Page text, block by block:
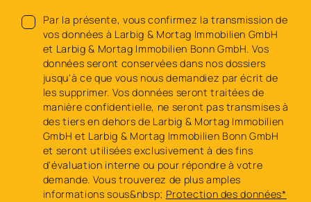
Par la présente, vous confirmez la transmission de
vos données à Larbig & Mortag Immobilien GmbH
et Larbig & Mortag Immobilien Bonn GmbH. Vos
données seront conservées dans nos dossiers
jusqu'à ce que vous nous demandiez par écrit de
les supprimer. Vos données seront traitées de
manière confidentielle, ne seront pas transmises à
des tiers en dehors de Larbig & Mortag Immobilien
GmbH et Larbig & Mortag Immobilien Bonn GmbH
et seront utilisées exclusivement à des fins
d'évaluation interne ou pour répondre à votre
demande. Vous trouverez de plus amples
informations sous&nbsp; Protection des données*